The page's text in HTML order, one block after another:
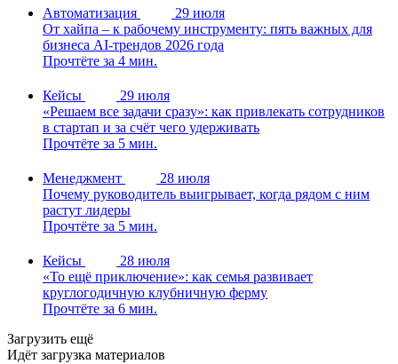
Автоматизация
29 июля
От хайпа – к рабочему инструменту: пять важных для
бизнеса AI-трендов 2026 года
Прочтёте за 4 мин.
Кейсы
29 июля
«Решаем все задачи сразу»: как привлекать сотрудников
в стартап и за счёт чего удерживать
Прочтёте за 5 мин.
Менеджмент
28 июля
Почему руководитель выигрывает, когда рядом с ним
растут лидеры
Прочтёте за 5 мин.
Кейсы
28 июля
«То ещё приключение»: как семья развивает
круглогодичную клубничную ферму
Прочтёте за 6 мин.
Загрузить ещё
Идёт загрузка материалов